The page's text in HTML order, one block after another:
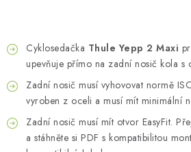
Cyklosedačka Thule Yepp 2 Maxi
upevňuje přímo na zadní nosič kola s
Zadní nosič musí vyhovovat normě
vyroben z oceli a musí mít minimální
Zadní nosič musí mít otvor EasyFit.
a stáhněte si PDF s kompatibilitou